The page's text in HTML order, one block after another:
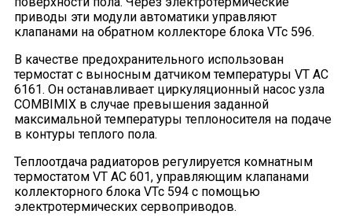
приводы эти модули автоматики управляют
клапанами на обратном коллекторе блока VTc 596.
В качестве предохранительного использован
термостат с выносным датчиком температуры VT AC
6161. Он останавливает циркуляционный насос узла
COMBIMIX в случае превышения заданной
максимальной температуры теплоносителя на подаче
в контуры теплого пола.
Теплоотдача радиаторов регулируется комнатным
термостатом VT AC 601, управляющим клапанами
коллекторного блока VTc 594 с помощью
электротермических сервоприводов.